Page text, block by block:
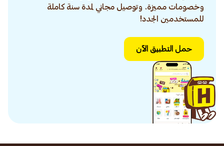
وخصومات مميزة. وتوصيل مجاني لمدة سنة كاملة
للمستخدمين الجدد!
حمل التطبيق الآن